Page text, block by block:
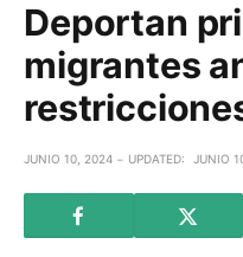
Deportan
migrantes
JUNIO 10, 2024 UPDATED: JUNIO